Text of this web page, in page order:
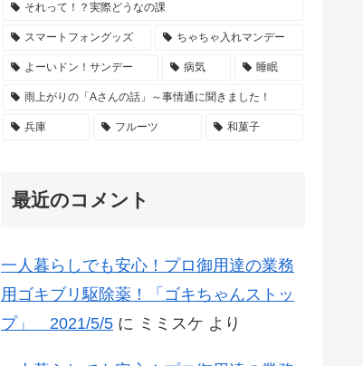
それって！？実際どうなの課
スマートフォングッズ ちゃちゃ入れマンデー
よーいドン！サンデー 病気 睡眠
雨上がりの「Aさんの話」～事情通に聞きました！
兵庫 フルーツ 和菓子
最近のコメント
一人暮らしでも安心！プロ御用達の業務
用ゴキブリ駆除薬！「ゴキちゃんストッ
プ」 2021/5/5 に ミミスケ より